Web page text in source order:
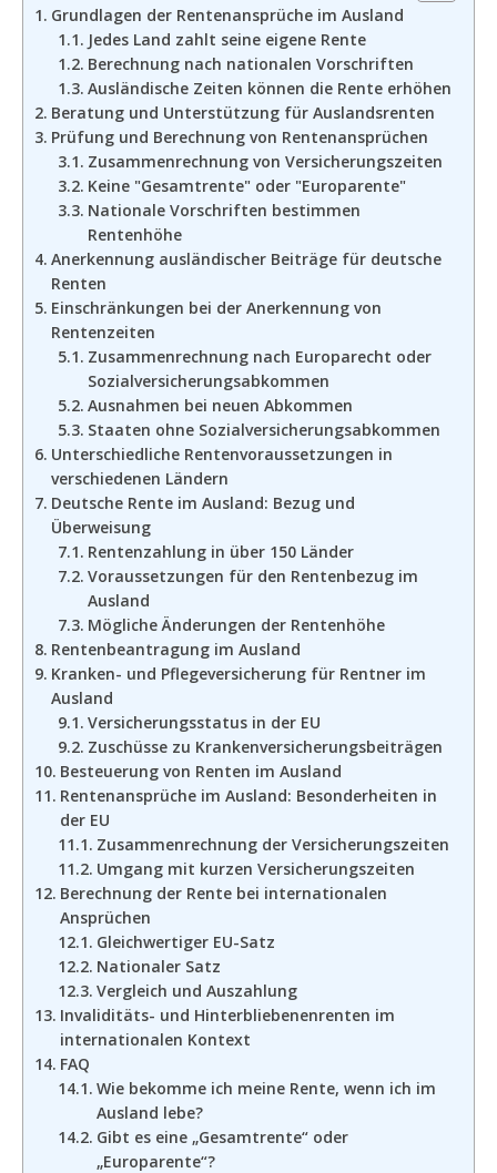
Grundlagen der Rentenansprüche im Ausland
Jedes Land zahlt seine eigene Rente
Berechnung nach nationalen Vorschriften
Ausländische Zeiten können die Rente erhöhen
Beratung und Unterstützung für Auslandsrenten
Prüfung und Berechnung von Rentenansprüchen
Zusammenrechnung von Versicherungszeiten
Keine "Gesamtrente" oder "Europarente"
Nationale Vorschriften bestimmen
Rentenhöhe
Anerkennung ausländischer Beiträge für deutsche
Renten
Einschränkungen bei der Anerkennung von
Rentenzeiten
Zusammenrechnung nach Europarecht oder
Sozialversicherungsabkommen
Ausnahmen bei neuen Abkommen
Staaten ohne Sozialversicherungsabkommen
Unterschiedliche Rentenvoraussetzungen in
verschiedenen Ländern
Deutsche Rente im Ausland: Bezug und
Überweisung
Rentenzahlung in über 150 Länder
Voraussetzungen für den Rentenbezug im
Ausland
Mögliche Änderungen der Rentenhöhe
Rentenbeantragung im Ausland
Kranken- und Pflegeversicherung für Rentner im
Ausland
Versicherungsstatus in der EU
Zuschüsse zu Krankenversicherungsbeiträgen
Besteuerung von Renten im Ausland
Rentenansprüche im Ausland: Besonderheiten in
der EU
Zusammenrechnung der Versicherungszeiten
Umgang mit kurzen Versicherungszeiten
Berechnung der Rente bei internationalen
Ansprüchen
Gleichwertiger EU-Satz
Nationaler Satz
Vergleich und Auszahlung
Invaliditäts- und Hinterbliebenenrenten im
internationalen Kontext
FAQ
Wie bekomme ich meine Rente, wenn ich im
Ausland lebe?
Gibt es eine „Gesamtrente“ oder
„Europarente“?